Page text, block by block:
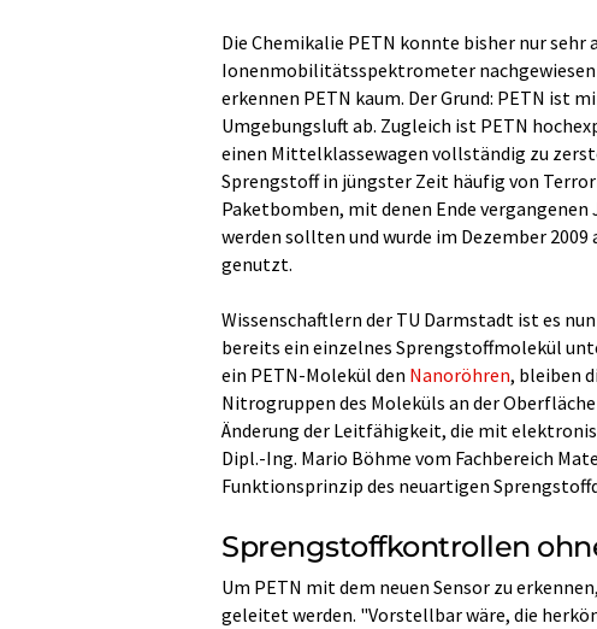
Die Chemikalie PETN konnte bisher nur sehr
Ionenmobilitätsspektrometer nachgewiesen
erkennen PETN kaum. Der Grund: PETN ist
Umgebungsluft ab. Zugleich ist PETN
einen Mittelklassewagen vollständig zu
Sprengstoff in jüngster Zeit häufig von
Paketbomben, mit denen Ende
werden sollten und wurde im Dezember
genutzt.
Wissenschaftlern der TU Darmstadt ist es
bereits ein einzelnes Sprengstoffmolekül
ein PETN-Molekül den Nanoröhren, bleiben
Nitrogruppen des Moleküls an der
Änderung der Leitfähigkeit, die mit
Dipl.-Ing. Mario Böhme vom Fachbereich
Funktionsprinzip des neuartigen
Sprengstoffkontrollen
Um PETN mit dem neuen Sensor zu
geleitet werden. "Vorstellbar wäre, die